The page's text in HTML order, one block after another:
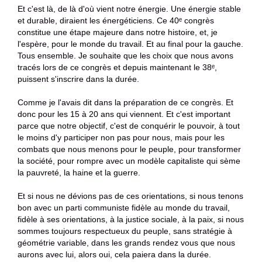
Et c'est là, de là d'où vient notre énergie. Une énergie stable
et durable, diraient les énergéticiens. Ce 40ᵉ congrès
constitue une étape majeure dans notre histoire, et, je
l'espère, pour le monde du travail. Et au final pour la gauche.
Tous ensemble. Je souhaite que les choix que nous avons
tracés lors de ce congrès et depuis maintenant le 38ᵉ,
puissent s'inscrire dans la durée.
Comme je l'avais dit dans la préparation de ce congrès. Et
donc pour les 15 à 20 ans qui viennent. Et c'est important
parce que notre objectif, c'est de conquérir le pouvoir, à tout
le moins d'y participer non pas pour nous, mais pour les
combats que nous menons pour le peuple, pour transformer
la société, pour rompre avec un modèle capitaliste qui sème
la pauvreté, la haine et la guerre.
Et si nous ne dévions pas de ces orientations, si nous tenons
bon avec un parti communiste fidèle au monde du travail,
fidèle à ses orientations, à la justice sociale, à la paix, si nous
sommes toujours respectueux du peuple, sans stratégie à
géométrie variable, dans les grands rendez vous que nous
aurons avec lui, alors oui, cela paiera dans la durée.